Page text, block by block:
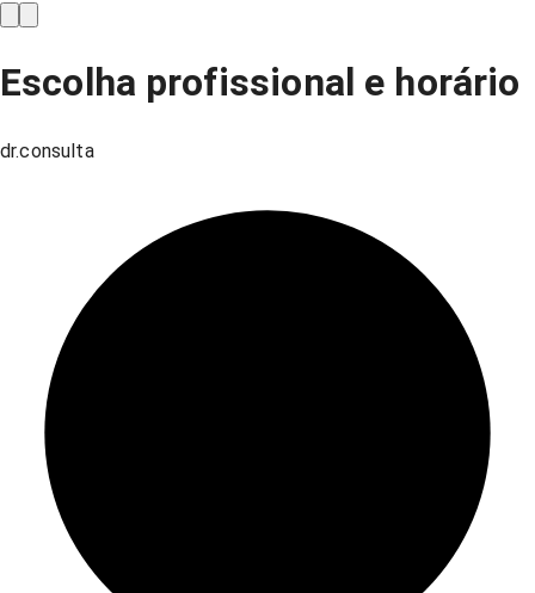
Escolha profissional e horário
dr.consulta